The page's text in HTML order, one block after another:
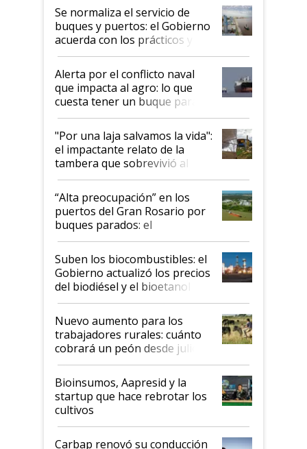
Se normaliza el servicio de
buques y puertos: el Gobierno
acuerda con los prácticos y
suspende el decreto de
desregulación
Alerta por el conflicto naval
que impacta al agro: lo que
cuesta tener un buque parado
y el peligro de que Argentina
pase a ser "país sucio"
"Por una laja salvamos la vida":
el impactante relato de la
tambera que sobrevivió al
tornado
“Alta preocupación” en los
puertos del Gran Rosario por
buques parados: el
funcionamiento de las
exportadoras en tensión tras
la medida de fuerza de los
prácticos
Suben los biocombustibles: el
Gobierno actualizó los precios
del biodiésel y el bioetanol
Nuevo aumento para los
trabajadores rurales: cuánto
cobrará un peón desde julio
Bioinsumos, Aapresid y la
startup que hace rebrotar los
cultivos
Carbap renovó su conducción